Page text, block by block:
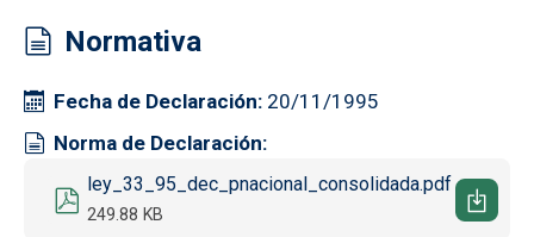
Normativa
Fecha de Declaración 20/11/1995
Norma de Declaración
Documento
ley_33_95_dec_pnacional_consolidada.pdf
249.88 KB